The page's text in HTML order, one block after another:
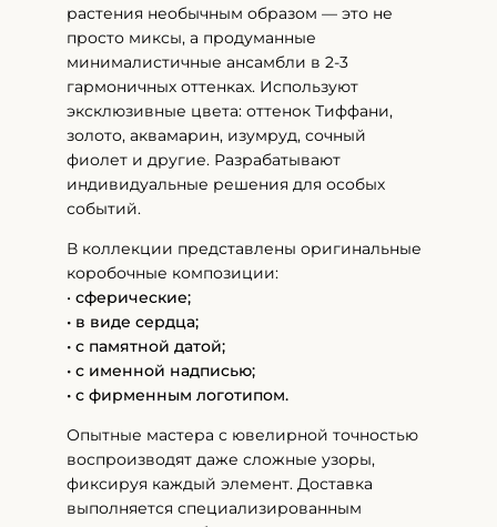
растения необычным образом — это не
просто миксы, а продуманные
минималистичные ансамбли в 2-3
гармоничных оттенках. Используют
эксклюзивные цвета: оттенок Тиффани,
золото, аквамарин, изумруд, сочный
фиолет и другие. Разрабатывают
индивидуальные решения для особых
событий.
В коллекции представлены оригинальные
коробочные композиции:
• сферические;
• в виде сердца;
• с памятной датой;
• с именной надписью;
• с фирменным логотипом.
Опытные мастера с ювелирной точностью
воспроизводят даже сложные узоры,
фиксируя каждый элемент. Доставка
выполняется специализированным